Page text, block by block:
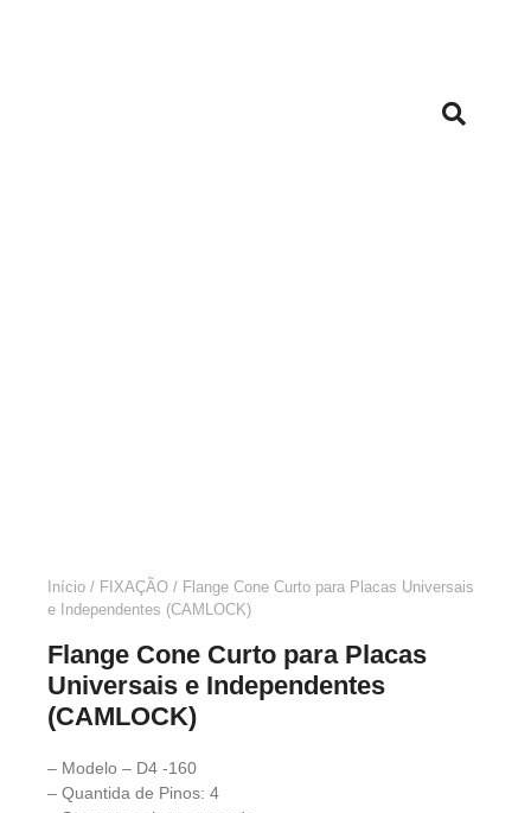
Início / FIXAÇÃO / Flange Cone Curto para Placas Universais
e Independentes (CAMLOCK)
Flange Cone Curto para Placas
Universais e Independentes
(CAMLOCK)
– Modelo – D4 -160
– Quantida de Pinos: 4